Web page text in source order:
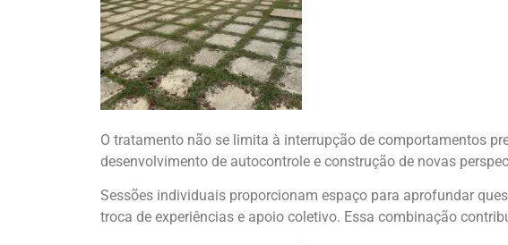
O tratamento não se limita à interrupção de comportamentos
desenvolvimento de autocontrole e construção de novas
Sessões individuais proporcionam espaço para aprofundar
troca de experiências e apoio coletivo. Essa combinação